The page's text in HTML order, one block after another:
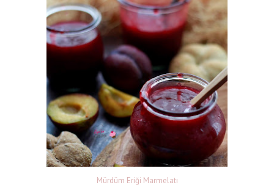
Mürdüm Eriği Marmelatı